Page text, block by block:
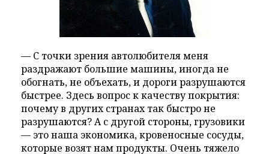
— С точки зрения автолюбителя меня
раздражают большие машины, иногда не
обогнать, не объехать, и дороги разрушаются
быстрее. Здесь вопрос к качеству покрытия:
почему в других странах так быстро не
разрушаются? А с другой стороны, грузовики
— это наша экономика, кровеносные сосуды,
которые возят нам продукты. Очень тяжело